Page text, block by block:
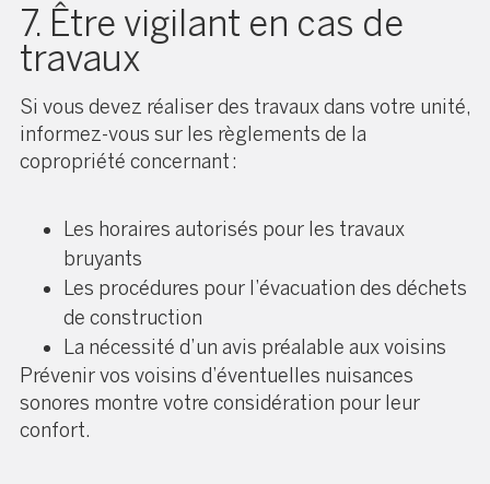
7. Être vigilant en cas de
travaux
Si vous devez réaliser des travaux dans votre unité,
informez-vous sur les règlements de la
copropriété concernant :
Les horaires autorisés pour les travaux
bruyants
Les procédures pour l’évacuation des déchets
de construction
La nécessité d’un avis préalable aux voisins
Prévenir vos voisins d’éventuelles nuisances
sonores montre votre considération pour leur
confort.